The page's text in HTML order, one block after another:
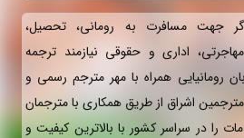
جهت مسافرت به رومانی، تحصیل،
اداری و حقوقی نیازمند ترجمه
رومانیایی همراه با مهر مترجم رسمی و
اشراق از طریق همکاری با مترجمان
را در سراسر کشور با بالاترین کیفیت و